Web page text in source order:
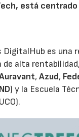
está
DigitalHub es una
de alta
,Azud,
) y la Escuela